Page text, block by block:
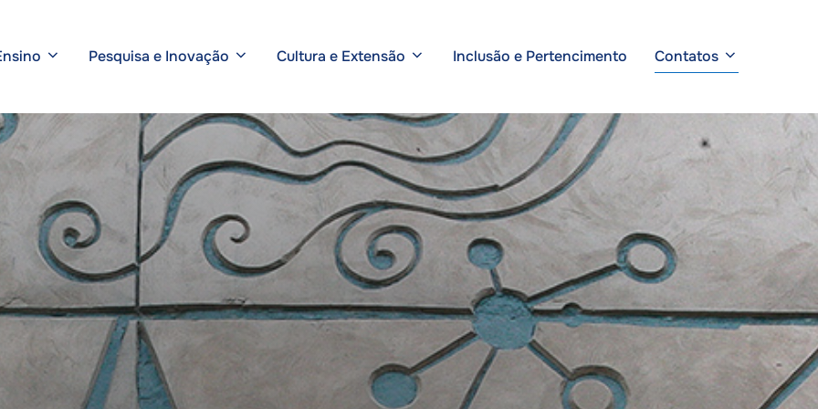
Pesquisa e Inovação Cultura e Extensão Inclusão e Pertencimento Contatos